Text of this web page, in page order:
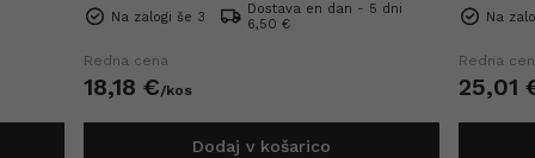
Na zalogi še 3
Dostava en dan - 5 dni
6,50 €
Redna cena
18,18 €/kos
Dodaj v košarico
Na
Redna
25,01